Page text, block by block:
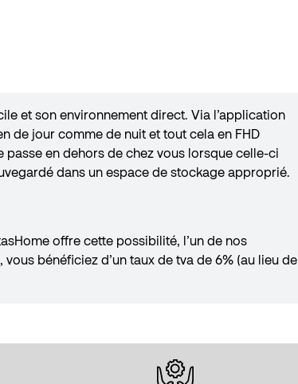
et son environnement direct. Via l’application
de jour comme de nuit et tout cela en FHD
passe en dehors de chez vous lorsque celle-ci
dans un espace de stockage approprié.
offre cette possibilité, l’un de nos
bénéficiez d’un taux de tva de 6% (au lieu de